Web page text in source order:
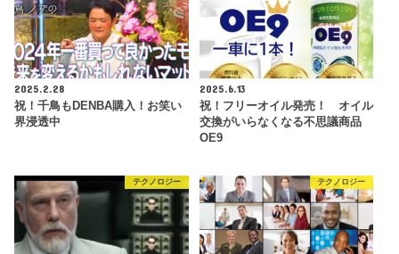
2025.2.28
祝！千鳥もDENBA購入！お笑い
界浸透中
2025.6.13
祝！フリーオイル発売！ オイル
交換がいらなくなる不思議商品
OE9
テクノロジー テクノロジー